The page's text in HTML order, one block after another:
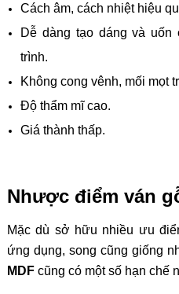
Cách âm, cách nhiệt hiệu
Dễ dàng tạo dáng và uốn
trình.
Không cong vênh, mối mọt
Độ thẩm mĩ cao.
Giá thành thấp.
Nhược điểm ván
Mặc dù sở hữu nhiều ưu
ứng dụng, song cũng giống
MDFcũng có một số hạn chế